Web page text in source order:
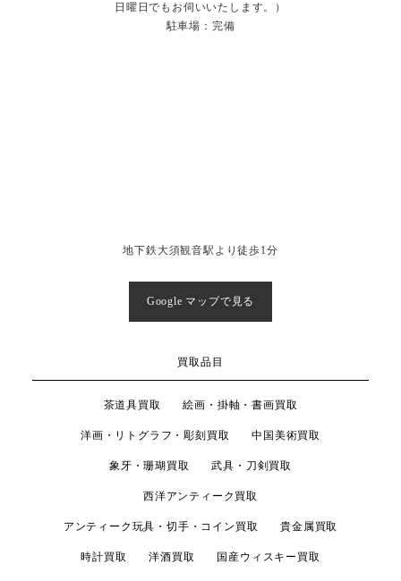
日曜日でもお伺いいたします。）
駐車場：完備
地下鉄大須観音駅より徒歩1分
Google マップで見る
買取品目
茶道具買取 絵画・掛軸・書画買取
洋画・リトグラフ・彫刻買取 中国美術買取
象牙・珊瑚買取 武具・刀剣買取
西洋アンティーク買取
アンティーク玩具・切手・コイン買取 貴金属買取
時計買取 洋酒買取 国産ウィスキー買取